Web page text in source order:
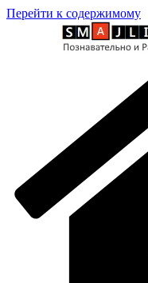
Перейти к содержимому